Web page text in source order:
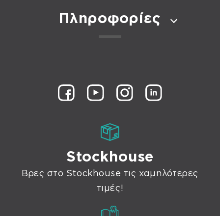
Πληροφορίες
Stockhouse
Βρες στο Stockhouse τις χαμηλότερες
τιμές!